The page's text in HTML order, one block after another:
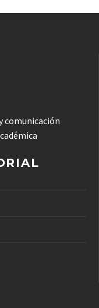
comunicación